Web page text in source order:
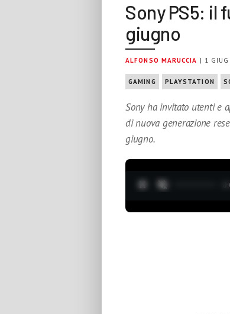
Sony PS5: il
giugno
ALFONSO MARUCCIA | 1
GAMING PLAYSTATION
Sony ha invitato utenti e
di nuova generazione
giugno.